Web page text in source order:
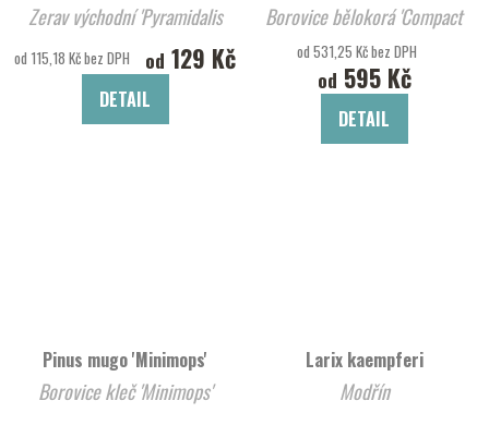
Zerav východní 'Pyramidalis
od 115,18 Kč bez DPH od 129 Kč
DETAIL
Borovice bělokorá 'Compact
Gem'
od 531,25 Kč bez DPH
od 595 Kč
DETAIL
Pinus mugo 'Minimops'
Borovice kleč 'Minimops'
Larix kaempferi
Modřín